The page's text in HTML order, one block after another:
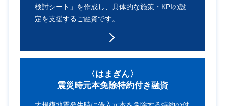
検討シート」を作成し、具体的な施策・KPIの設
定を支援するご融資です。
〈はまぎん〉
震災時元本免除特約付き融資